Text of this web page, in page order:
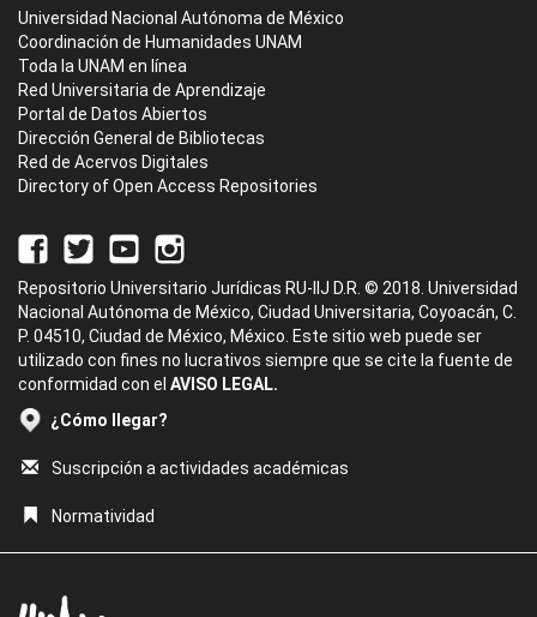
Universidad Nacional Autónoma de México
Coordinación de Humanidades UNAM
Toda la UNAM en línea
Red Universitaria de Aprendizaje
Portal de Datos Abiertos
Dirección General de Bibliotecas
Red de Acervos Digitales
Directory of Open Access Repositories
Repositorio Universitario Jurídicas RU-IIJ D.R. © 2018. Universidad
Nacional Autónoma de México, Ciudad Universitaria, Coyoacán, C.
P. 04510, Ciudad de México, México. Este sitio web puede ser
utilizado con fines no lucrativos siempre que se cite la fuente de
conformidad con el AVISO LEGAL.
¿Cómo llegar?
Suscripción a actividades académicas
Normatividad